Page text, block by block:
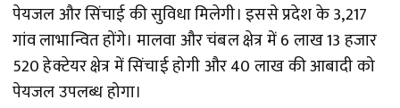
पेयजल और सिंचाई की सुविधा मिलेगी। इससे प्रदेश के 3,217
गांव लाभान्वित होंगे। मालवा और चंबल क्षेत्र में 6 लाख 13 हजार
520 हेक्टेयर क्षेत्र में सिंचाई होगी और 40 लाख की आबादी को
पेयजल उपलब्ध होगा।